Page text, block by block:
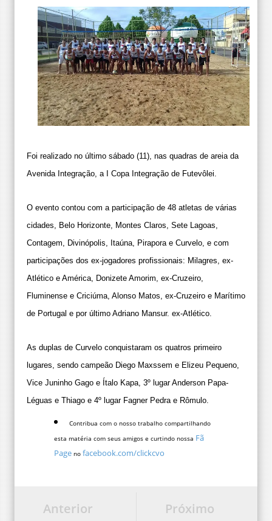
Foi realizado no último sábado (11), nas quadras de areia da
Avenida Integração, a I Copa Integração de Futevôlei.
O evento contou com a participação de 48 atletas de várias
cidades, Belo Horizonte, Montes Claros, Sete Lagoas,
Contagem, Divinópolis, Itaúna, Pirapora e Curvelo, e com
participações dos ex-jogadores profissionais: Milagres, ex-
Atlético e América, Donizete Amorim, ex-Cruzeiro,
Fluminense e Criciúma, Alonso Matos, ex-Cruzeiro e Marítimo
de Portugal e por último Adriano Mansur. ex-Atlético.
As duplas de Curvelo conquistaram os quatros primeiro
lugares, sendo campeão Diego Maxssem e Elizeu Pequeno,
Vice Juninho Gago e Ítalo Kapa, 3º lugar Anderson Papa-
Léguas e Thiago e 4º lugar Fagner Pedra e Rômulo.
Contribua com o nosso trabalho compartilhando
esta matéria com seus amigos e curtindo nossa Fã
Page no facebook.com/clickcvo
Próximo
Anterior